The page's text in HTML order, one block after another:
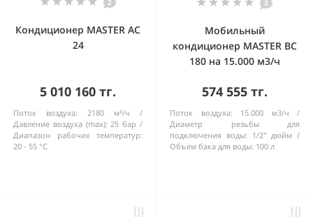
2
Кондиционер MASTER AC
24
5 010 160 тг.
Поток воздуха:
2180 м³/ч
Давление воздуха (max): 25 бар
Диапазон рабочих температур:
20 - 55 °C
2
Мобильный
кондиционер MASTER BC
180 на 15.000 м3/ч
574 555 тг.
Поток воздуха:
15.000 м3/ч
Диаметр резьбы для
подключения воды: 1/2'' дюйм
Объем бака для воды: 100 л